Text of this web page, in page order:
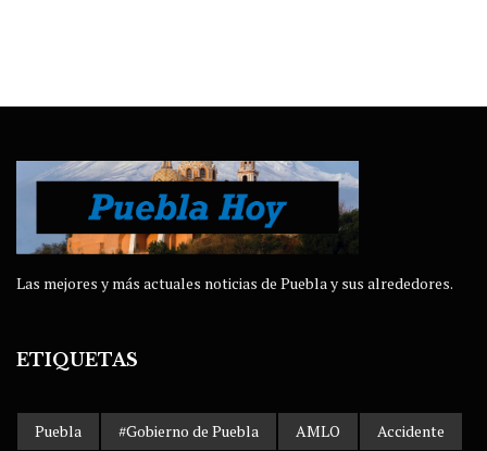
Las mejores y más actuales noticias de Puebla y sus alrededores.
ETIQUETAS
Puebla #Gobierno de Puebla AMLO Accidente